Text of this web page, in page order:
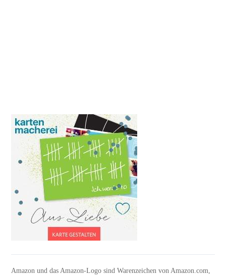
Amazon und das Amazon-Logo sind Warenzeichen von Amazon.com,